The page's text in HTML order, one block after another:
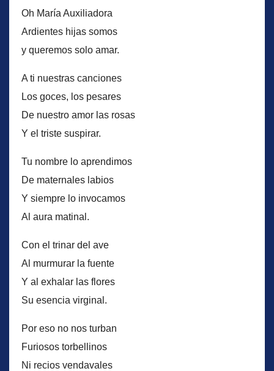
Oh María Auxiliadora
Ardientes hijas somos
y queremos solo amar.
A ti nuestras canciones
Los goces, los pesares
De nuestro amor las rosas
Y el triste suspirar.
Tu nombre lo aprendimos
De maternales labios
Y siempre lo invocamos
Al aura matinal.
Con el trinar del ave
Al murmurar la fuente
Y al exhalar las flores
Su esencia virginal.
Por eso no nos turban
Furiosos torbellinos
Ni recios vendavales